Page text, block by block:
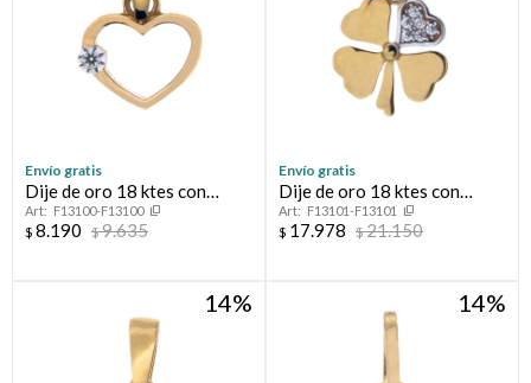
Envío gratis
Dije de oro 18 ktes con
circonia, CORAZÓN
CALADO.
F13100-F13100
$ 8.190 $9.635
Envío gratis
Dije de oro 18 ktes con
circonias, TRÉBOL.
F13101-F13101
$ 17.978 $21.150
14 14